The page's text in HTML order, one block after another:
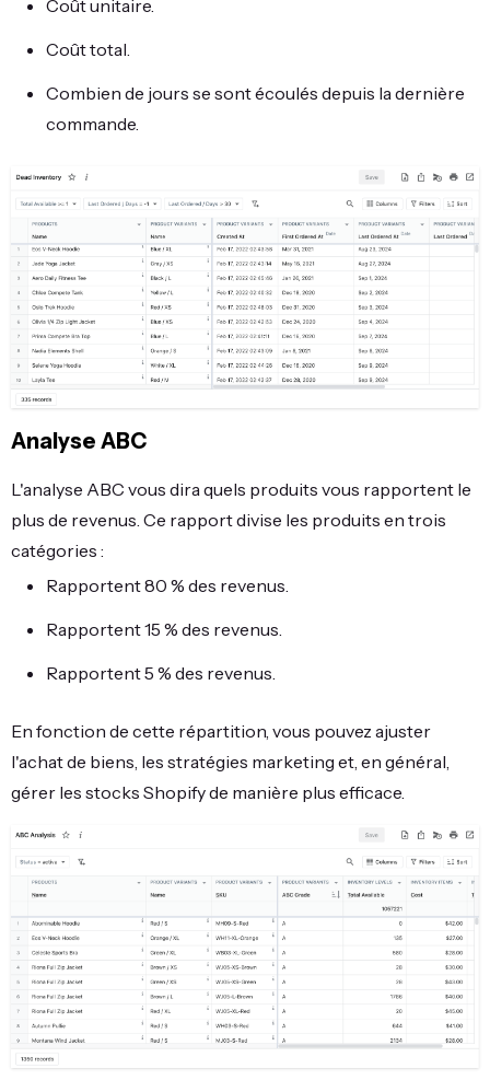
Coût unitaire.
Coût total.
Combien de jours se sont écoulés depuis la dernière
commande.
Analyse ABC
L'analyse ABC vous dira quels produits vous rapportent le
plus de revenus. Ce rapport divise les produits en trois
catégories :
Rapportent 80 % des revenus.
Rapportent 15 % des revenus.
Rapportent 5 % des revenus.
En fonction de cette répartition, vous pouvez ajuster
l'achat de biens, les stratégies marketing et, en général,
gérer les stocks Shopify de manière plus efficace.